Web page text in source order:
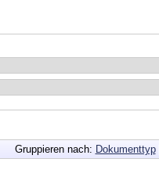
Gruppieren nach: Dokumenttyp|